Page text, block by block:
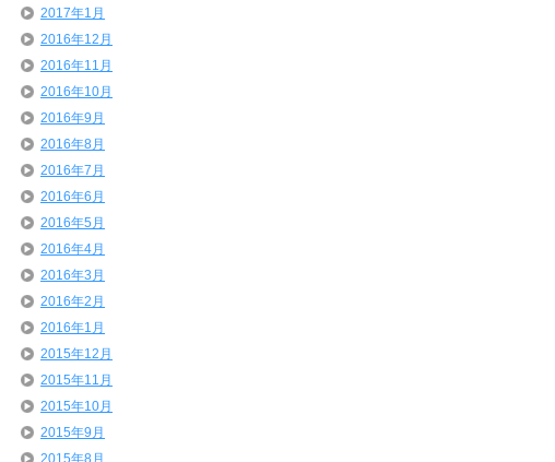
2017年1月
2016年12月
2016年11月
2016年10月
2016年9月
2016年8月
2016年7月
2016年6月
2016年5月
2016年4月
2016年3月
2016年2月
2016年1月
2015年12月
2015年11月
2015年10月
2015年9月